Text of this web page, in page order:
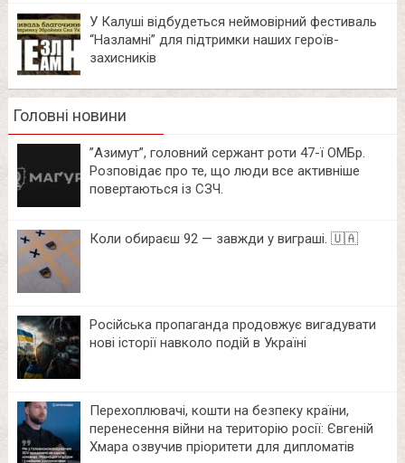
У Калуші відбудеться неймовірний фестиваль
“Назламні” для підтримки наших героїв-
захисників
Головні новини
⁨”Азимут”, головний сержант роти 47-ї ОМБр.
Розповідає про те, що люди все активніше
повертаються із СЗЧ.
Коли обираєш 92 — завжди у виграші. 🇺🇦
Російська пропаганда продовжує вигадувати
нові історії навколо подій в Україні
Перехоплювачі, кошти на безпеку країни,
перенесення війни на територію росії: Євгеній
Хмара озвучив пріоритети для дипломатів